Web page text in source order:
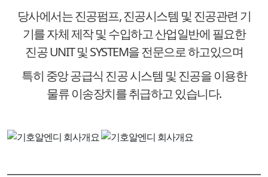
당사에서는 진공펌프, 진공시스템 및 진공관련 기
기를 자체 제작 및 수입하고 산업일반에 필요한
진공 UNIT 및 SYSTEM을 전문으로 하고있으며
특히 중앙 공급식 진공 시스템 및 진공을 이용한
물류 이송장치를 취급하고 있습니다.